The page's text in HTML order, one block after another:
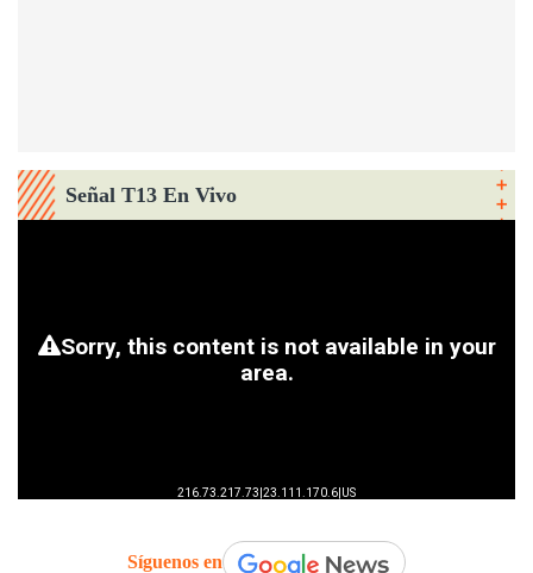
Señal T13 En Vivo
Síguenos en